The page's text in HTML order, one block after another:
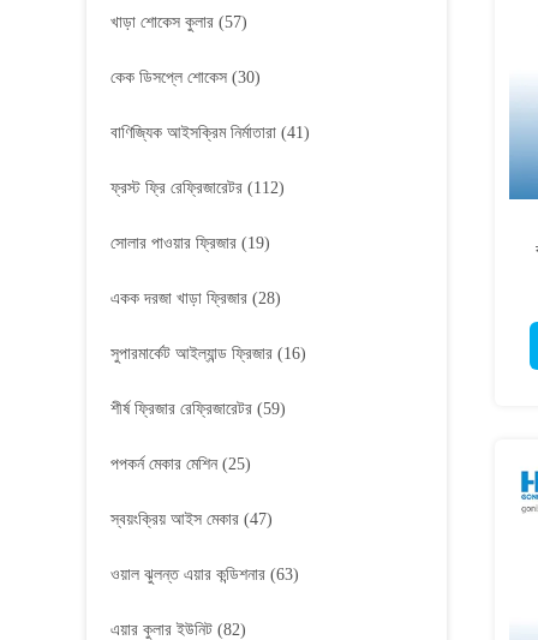
খাড়া শোকেস কুলার (57)
কেক ডিসপ্লে শোকেস (30)
বাণিজ্যিক আইসক্রিম নির্মাতারা (41)
ফ্রস্ট ফ্রি রেফ্রিজারেটর (112)
সোলার পাওয়ার ফ্রিজার (19)
একক দরজা খাড়া ফ্রিজার (28)
সুপারমার্কেট আইল্যান্ড ফ্রিজার (16)
শীর্ষ ফ্রিজার রেফ্রিজারেটর (59)
পপকর্ন মেকার মেশিন (25)
স্বয়ংক্রিয় আইস মেকার (47)
ওয়াল ঝুলন্ত এয়ার কন্ডিশনার (63)
এয়ার কুলার ইউনিট (82)